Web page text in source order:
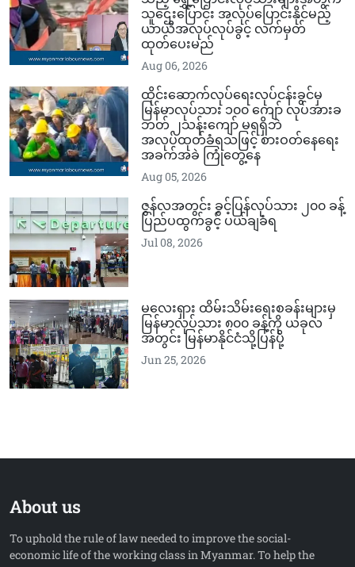
သူဌေးပြောင်း အလုပ်ပြောင်းနိုင်မည့်
ယာယီအလုပ်လုပ်ခွင့် လက်မှတ်
ထုတ်ပေးမည်
Aug 06, 2026
ထိုင်းဆောက်လုပ်ရေးလုပ်ငန်းခွင်မှ
မြန်မာလုပ်သား ၁၀၀ ကျော် လုပ်အားခ
ဘတ် ၂သန်းကျော် မရရှိဘဲ
အလုပ်ထုတ်ခံရသဖြင့် စားဝတ်နေရေး
အခက်အခဲ ကြုံတွေ့နေ
Aug 05, 2026
ဇွန်လအတွင်း ခွင့်ပြန်လုပ်သား ၂၀၀ ခန့်
ပြည်ပထွက်ခွင့် ပယ်ချခံရ
Jul 08, 2026
မလေးရှား ထိမ်းသိမ်းရေးစခန်းများမှ
မြန်မာလုပ်သား ၈၀၀ ခန့်ကို ယခုလ
အတွင်း မြန်မာနိုင်ငံသို့ပြန်ပို့
Jun 25, 2026
About us
To uphold the rule of law needed to improve the social-
economic life of the working class in Myanmar. To help the